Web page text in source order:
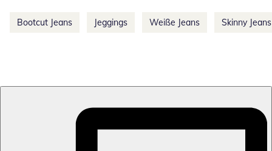
Bootcut Jeans Jeggings Weiße Jeans Skinny Jeans